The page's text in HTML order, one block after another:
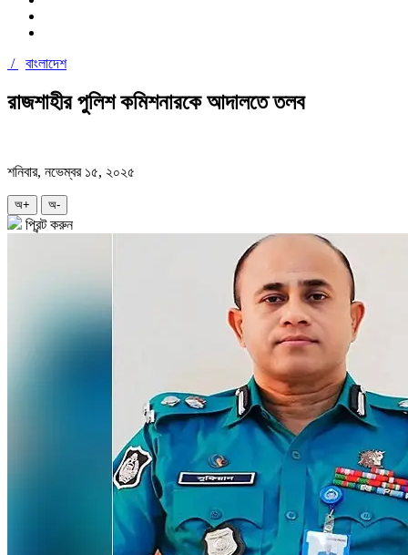
/ বাংলাদেশ
রাজশাহীর পুলিশ কমিশনারকে আদালতে তলব
শনিবার, নভেম্বর ১৫, ২০২৫
অ+ অ-
প্রিন্ট করুন